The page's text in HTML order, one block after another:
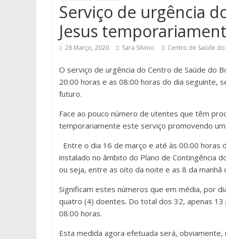
Serviço de urgência
Jesus
28 Março, 2020 Sara Silvino Centro de Saúde do
O serviço de urgência do Centro de Saúde do
20:00 horas e as 08:00 horas do dia seguinte,
futuro.
Face ao pouco número de utentes que têm
temporariamente este serviço promovendo
Entre o dia 16 de março e até às 00:00
instalado no âmbito do Plano de Contingência
ou seja, entre as oito da noite e as 8 da manhã
Significam estes números que em média, por
quatro (4) doentes. Do total dos 32, apenas
08:00 horas.
Esta medida agora efetuada será,